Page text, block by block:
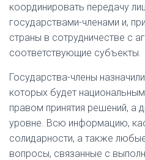
координировать передачу
государствами-членами и,
страны в сотрудничестве с
соответствующие субъекты.
Государства-члены
которых будет
правом принятия решений, а
уровне. Всю информацию,
солидарности, а также
вопросы, связанные с